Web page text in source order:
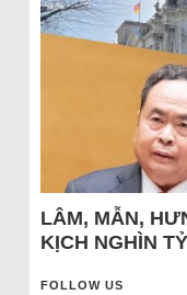
LÂM, MẪN,
KỊCH NGHÌN
FOLLOW US